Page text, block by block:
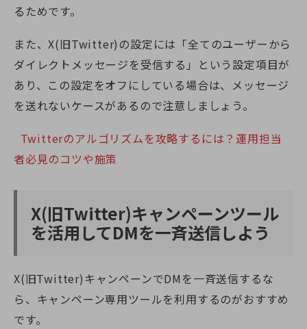
るためです。
また、X(旧Twitter) の設定には「全てのユーザーから
ダイレクトメッセージを受信する」という設定項目が
あり、この設定をオフにしている場合は、メッセージ
を送れないケースがあるので注意しましょう。
Twitterのアルゴリズムを攻略するには？運用担当
者必見のコツや施策
X(旧Twitter)キャンペーンツール
を活用してDMを一斉送信しよう
X(旧Twitter) キャンペーンでDMを一斉送信するな
ら、キャンペーン専用ツールを利用するのがおすすめ
です。